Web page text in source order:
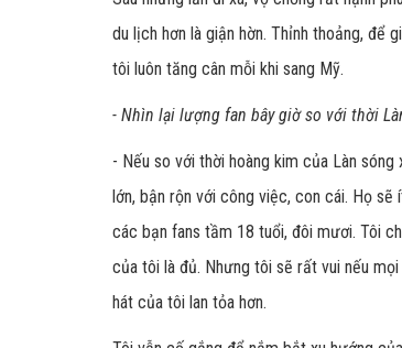
du lịch hơn là giận hờn. Thỉnh thoảng, để
tôi luôn tăng cân mỗi khi sang Mỹ.
- Nhìn lại lượng fan bây giờ so với thời
- Nếu so với thời hoàng kim của Làn
lớn, bận rộn với công việc, con cái. Họ
các bạn fans tầm 18 tuổi, đôi mươi. Tôi
của tôi là đủ. Nhưng tôi sẽ rất vui nếu
hát của tôi lan tỏa hơn.